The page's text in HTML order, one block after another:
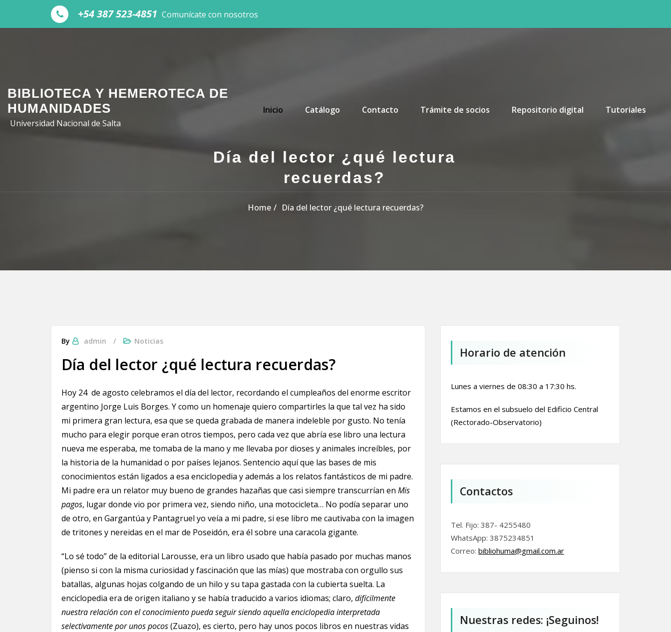
Skip to the content
+54 387 523-4851 Comunícate con nosotros
BIBLIOTECA Y HEMEROTECA DE
HUMANIDADES
Universidad Nacional de Salta
Inicio
Catálogo Contacto Trámite de socios Repositorio digital Tutoriales
Día del lector ¿qué lectura
recuerdas?
Home Día del lector ¿qué lectura recuerdas?
By admin Noticias
Día del lector ¿qué lectura recuerdas?
Hoy 24 de agosto celebramos el día del lector, recordando el cumpleaños del enorme escritor
argentino Jorge Luis Borges. Y como un homenaje quiero compartirles la que tal vez ha sido
mi primera gran lectura, esa que se queda grabada de manera indeleble por gusto. No tenía
mucho para elegir porque eran otros tiempos, pero cada vez que abría ese libro una lectura
nueva me esperaba, me tomaba de la mano y me llevaba por dioses y animales increíbles, por
la historia de la humanidad o por países lejanos. Sentencio aquí que las bases de mis
conocimientos están ligados a esa enciclopedia y además a los relatos fantásticos de mi padre.
Mi padre era un relator muy bueno de grandes hazañas que casi siempre transcurrían en Mis
pagos, lugar donde vio por primera vez, siendo niño, una motocicleta… No podía separar uno
de otro, en Gargantúa y Pantagruel yo veía a mi padre, si ese libro me cautivaba con la imagen
de tritones y nereidas en el mar de Poseidón, era él sobre una caracola gigante.
“Lo sé todo” de la editorial Larousse, era un libro usado que había pasado por muchas manos
(pienso si con la misma curiosidad y fascinación que las mías) que mostraba con orgullo sus
batallas, algunas hojas colgando de un hilo y su tapa gastada con la cubierta suelta. La
enciclopedia era de origen italiano y se había traducido a varios idiomas; claro, difícilmente
nuestra relación con el conocimiento pueda seguir siendo aquella enciclopedia interpretada
selectivamente por unos pocos(Zuazo), es cierto, pero hay unos pocos libros en nuestras vidas
Horario de atención
Lunes a viernes de 08:30 a 17:30 hs.
Estamos en el subsuelo del Edificio Central
(Rectorado-Observatorio)
Contactos
Tel. Fijo: 387- 4255480
WhatsApp: 3875234851
Correo: bibliohuma@gmail.com.ar
Nuestras redes: ¡Seguinos!